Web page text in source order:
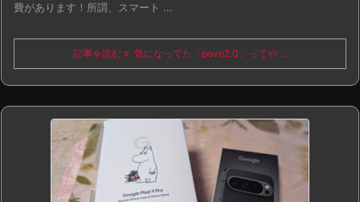
費があります！所謂、スマート ...
記事を読む 気になってた「povo2.0」ってや ...